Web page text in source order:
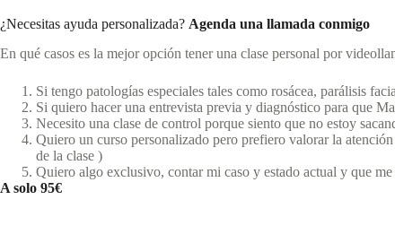
al
¿Necesitas ayuda personalizada? Agenda una llamada conmigo
En qué casos es la mejor opción tener una clase personal por
Si tengo patologías especiales tales como rosácea, parálisis
Si quiero hacer una entrevista previa y diagnóstico para que
Necesito una clase de control porque siento que no estoy
Quiero un curso personalizado pero prefiero valorar la
de la clase )
Quiero algo exclusivo, contar mi caso y estado actual y que
A solo 95€